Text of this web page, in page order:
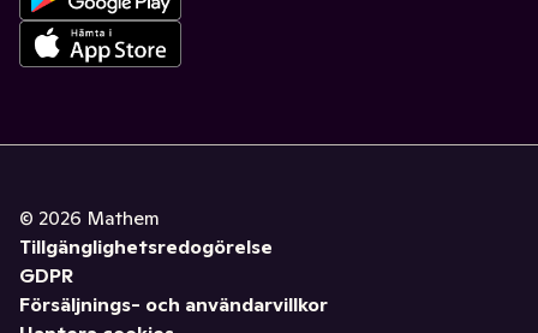
© 2026 Mathem
Tillgänglighetsredogörelse
GDPR
Försäljnings- och användarvillkor